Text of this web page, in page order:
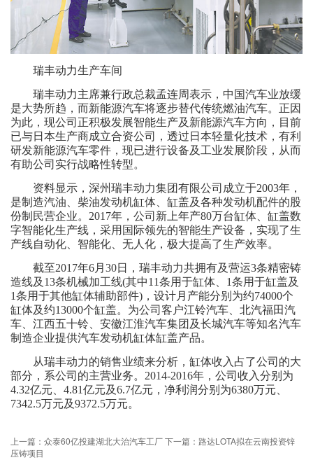
瑞丰动力生产车间
瑞丰动力主席兼行政总裁孟连周表示，中国汽车业放缓
是大势所趋，而新能源汽车将逐步替代传统燃油汽车。正因
为此，现公司正积极发展智能生产及新能源汽车方向，目前
已与日本生产商成立合资公司，透过日本轻量化技术，有利
研发新能源汽车零件，现已进行设备及工业发展阶段，从而
有助公司实行战略性转型。
资料显示，深州瑞丰动力集团有限公司成立于2003年，
是制造汽油、柴油发动机缸体、缸盖及各种发动机配件的股
份制民营企业。2017年，公司新上年产80万台缸体、缸盖数
字智能化生产线，采用国际领先的智能生产设备，实现了生
产线自动化、智能化、无人化，极大提高了生产效率。
截至2017年6月30日，瑞丰动力共拥有及营运3条精密铸
造线及13条机械加工线(其中11条用于缸体、1条用于缸盖及
1条用于其他缸体辅助部件)，设计月产能分别为约74000个
缸体及约13000个缸盖。为公司客户江铃汽车、北汽福田汽
车、江西五十铃、安徽江淮汽车集团及长城汽车等知名汽车
制造企业提供汽车发动机缸体缸盖产品。
从瑞丰动力的销售业绩来分析，缸体收入占了公司的大
部分，系公司的主营业务。2014-2016年，公司收入分别为
4.32亿元、4.81亿元及6.7亿元，净利润分别为6380万元、
7342.5万元及9372.5万元。
上一篇：众泰60亿投建湖北大治汽车工厂下一篇：路达LOTA拟在云南投资锌
压铸项目